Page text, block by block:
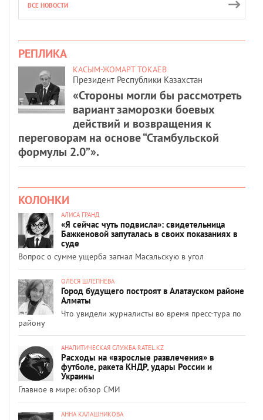
ВСЕ НОВОСТИ
РЕПЛИКА
КАСЫМ-ЖОМАРТ ТОКАЕВ
Президент Республики Казахстан
«Стороны могли бы рассмотреть
вариант заморозки боевых
действий и возвращения к
переговорам на основе “Стамбульской
формулы 2.0”».
КОЛОНКИ
АЛИСА ГРАНД
«Я сейчас чуть подвисла»: свидетельница
Бажкеновой запуталась в своих показаниях в
суде
Вопрос о сумме ущерба загнал Масальскую в угол
ОЛЕСЯ ШЛЕПНЕВА
Город будущего построят в Алатауском районе
Алматы
Что увидели журналисты во время пресс-тура по
району
АНАЛИТИЧЕСКАЯ СЛУЖБА RATEL.KZ
Расходы на «взрослые развлечения» в
футболе, ракета КНДР, удары России и
Украины
Главное в мире: обзор СМИ
АННА КАЛАШНИКОВА